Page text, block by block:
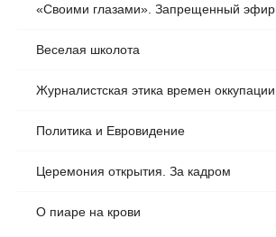
«Своими глазами». Запрещенный эфир
Веселая школота
Журналистская этика времен оккупации
Политика и Евровидение
Церемония открытия. За кадром
О пиаре на крови